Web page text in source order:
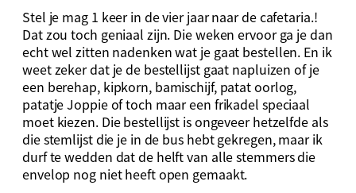
Stel je mag 1 keer in de vier jaar naar de cafetaria.!
Dat zou toch geniaal zijn. Die weken ervoor ga je dan
echt wel zitten nadenken wat je gaat bestellen. En ik
weet zeker dat je de bestellijst gaat napluizen of je
een berehap, kipkorn, bamischijf, patat oorlog,
patatje Joppie of toch maar een frikadel speciaal
moet kiezen. Die bestellijst is ongeveer hetzelfde als
die stemlijst die je in de bus hebt gekregen, maar ik
durf te wedden dat de helft van alle stemmers die
envelop nog niet heeft open gemaakt.